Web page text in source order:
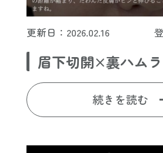
更新日：2026.02.16
眉下切開×裏ハムラ
続きを読む